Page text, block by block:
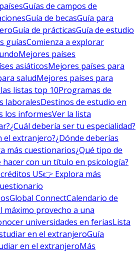
Guías de campos de
Guía de becasGuía para
Guía de prácticasGuía de estudio
guíasComienza a explorar
Mejores países
asiáticosMejores países para
saludMejores países para
listas top 10Programas de
laboralesDestinos de estudio en
los informesVer la lista
¿Cuál debería ser tu especialidad?
el extranjero?¿Dónde deberías
más cuestionarios¿Qué tipo de
hacer con un título en psicología?
US👉 Explora más
Global ConnectCalendario de
máximo provecho a una
universidades en feriasLista
en el extranjeroGuía
en el extranjeroMás